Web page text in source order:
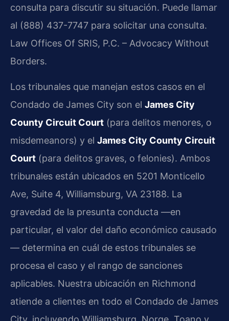
consulta para discutir su situación. Puede llamar
al (888) 437-7747 para solicitar una consulta.
Law Offices Of SRIS, P.C. – Advocacy Without
Borders.
Los tribunales que manejan estos casos en el
Condado de James City son el James City
County Circuit Court (para delitos menores, o
misdemeanors) y el James City County Circuit
Court (para delitos graves, o felonies). Ambos
tribunales están ubicados en 5201 Monticello
Ave, Suite 4, Williamsburg, VA 23188. La
gravedad de la presunta conducta —en
particular, el valor del daño económico causado
— determina en cuál de estos tribunales se
procesa el caso y el rango de sanciones
aplicables. Nuestra ubicación en Richmond
atiende a clientes en todo el Condado de James